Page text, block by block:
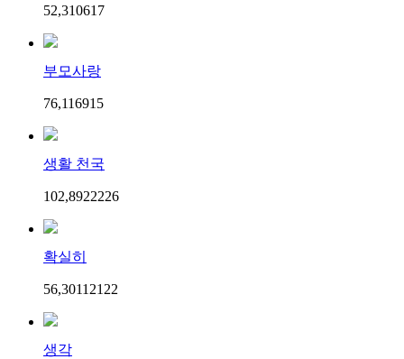
52,310617
부모사랑
76,116915
생활 천국
102,8922226
확실히
56,30112122
생각